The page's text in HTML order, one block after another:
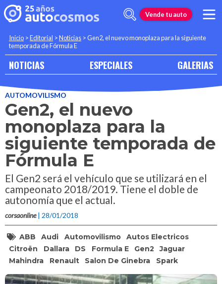
Vende tu auto
Inicio >Editorial >Noticias >Gen2, el nuevo monoplaza para la siguiente
temporada de Fórmula E
NOTICIAS ESPECIALES GALERIAS
AUTOMOVILISMO
Gen2, el nuevo
monoplaza para la
siguiente temporada de
Fórmula E
El Gen2 será el vehículo que se utilizará en el
campeonato 2018/2019. Tiene el doble de
autonomía que el actual.
corsaonline | 28/01/2018
ABB Audi Automovilismo
Autos Electricos
Citroën
Dallara DS Formula E Gen2
Jaguar
Mahindra
Renault Salon De Ginebra Spark